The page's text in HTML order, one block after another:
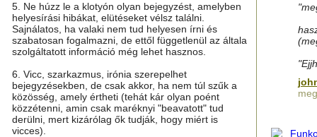
5. Ne húzz le a klotyón olyan bejegyzést, amelyben
helyesírási hibákat, elütéseket vélsz találni.
Sajnálatos, ha valaki nem tud helyesen írni és
szabatosan fogalmazni, de ettől függetlenül az általa
szolgáltatott információ még lehet hasznos.
6. Vicc, szarkazmus, irónia szerepelhet
bejegyzésekben, de csak akkor, ha nem túl szűk a
közösség, amely értheti (tehát kár olyan poént
közzétenni, amin csak maréknyi "beavatott" tud
derülni, mert kizárólag ők tudják, hogy miért is
vicces).